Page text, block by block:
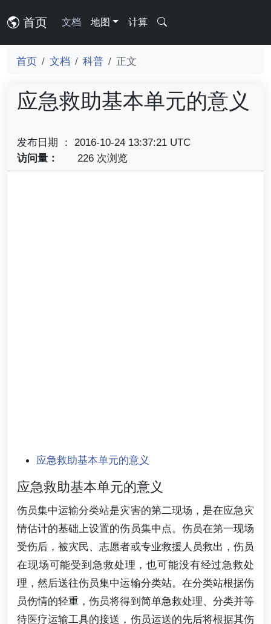
首页 文档 地图 计算
首页 文档 科普 正文
应急救助基本单元的意义
发布日期 ： 2016-10-24 13:37:21 UTC
访问量：
226 次浏览
应急救助基本单元的意义
应急救助基本单元的意义
伤员集中运输分类站是灾害的第二现场，是在应急灾
情估计的基础上设置的伤员集中点。伤员在第一现场
受伤后，被灾民、志愿者或专业救援人员救出，伤员
在现场可能受到急救处理，也可能没有经过急救处
理，然后送往伤员集中运输分类站。在分类站根据伤
员伤情的轻重，伤员将得到简单急救处理、分类并等
待医疗运输工具的接送，伤员运送的先后将根据其伤